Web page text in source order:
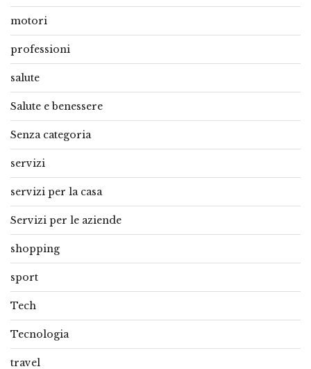
motori
professioni
salute
Salute e benessere
Senza categoria
servizi
servizi per la casa
Servizi per le aziende
shopping
sport
Tech
Tecnologia
travel